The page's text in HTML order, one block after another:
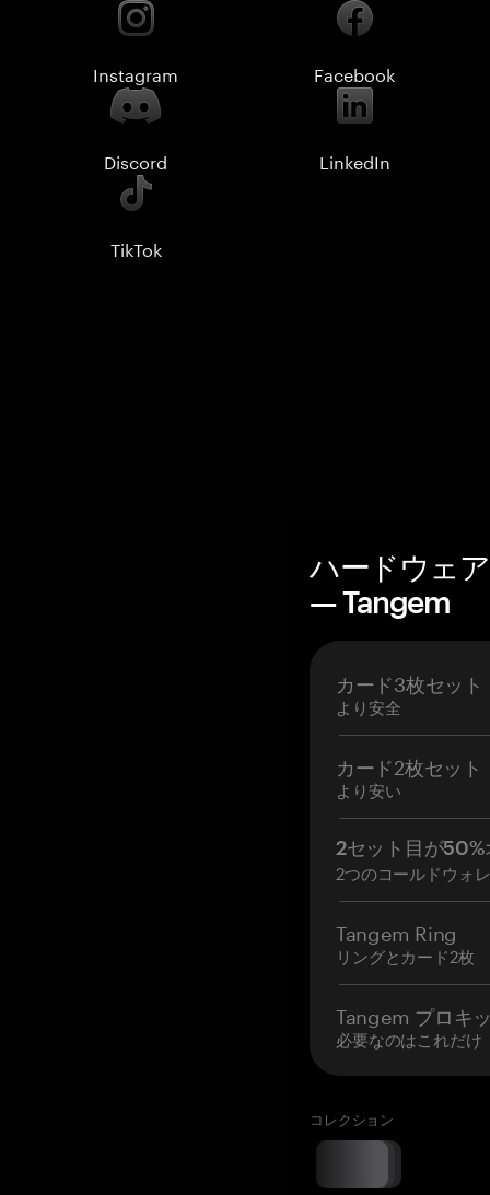
Instagram Facebook
Discord LinkedIn
TikTok
ハードウェ
— Tangem
カード3枚セット
より安全
カード2枚セット
より安い
2セット目が50%
2つのコールドウォ
Tangem Ring
リングとカード2枚
Tangem プロキ
必要なのはこれだけ
コレクション